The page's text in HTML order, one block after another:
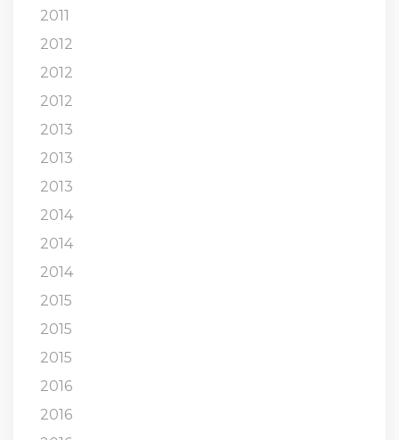
2011
2012
2012
2012
2013
2013
2013
2014
2014
2014
2015
2015
2015
2016
2016